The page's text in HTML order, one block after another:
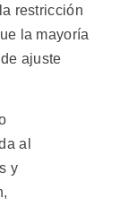
restricción
la mayoría
ajuste
al
y